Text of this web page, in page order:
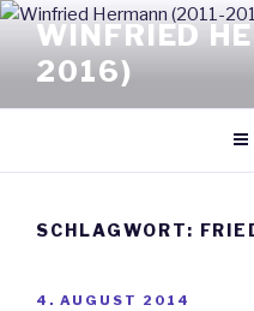
Zum
Inhalt
springen
WINFRIED
2016)
SCHLAGWORT:
VERÖFFENTLICHT
4. AUGUST 2014